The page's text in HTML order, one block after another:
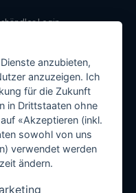
Login
in Ihrer Nähe
anzubieten,
anzuzeigen. Ich
für die Zukunft
in Drittstaaten ohne
«Akzeptieren (inkl.
sowohl von uns
verwendet werden
ändern.